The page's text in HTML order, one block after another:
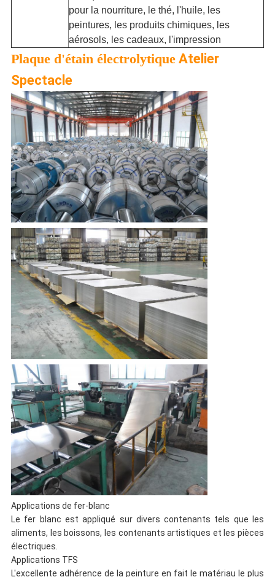
pour la nourriture, le thé, l'huile, les
peintures, les produits chimiques, les
aérosols, les cadeaux, l'impression
Plaque d'étain électrolytique Atelier
Spectacle
Applications de fer-blanc
Le fer blanc est appliqué sur divers contenants tels que les
aliments, les boissons, les contenants artistiques et les pièces
électriques.
Applications TFS
L'excellente adhérence de la peinture en fait le matériau le plus